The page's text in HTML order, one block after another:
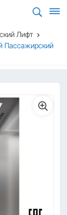
Лифт
Пассажирский